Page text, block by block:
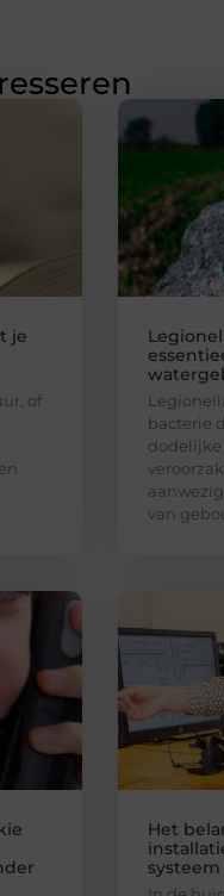
je
of
bacterie
dodelijke
van
Het